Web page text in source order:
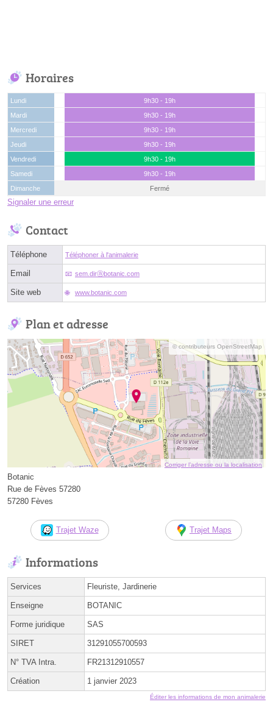
Horaires
Lundi
9h30 - 19h
Mardi
9h30 - 19h
Mercredi
9h30 - 19h
Jeudi
9h30 - 19h
Vendredi
9h30 - 19h
Samedi
9h30 - 19h
Dimanche
Fermé
Signaler une erreur
Contact
Téléphone Téléphoner à l'animalerie
Email sem.dirⓐbotanic.com
Site web www.botanic.com
Plan et adresse
© contributeurs OpenStreetMap
Corriger l’adresse ou la localisation
Botanic
Rue de Fèves 57280
57280 Fèves
Trajet Waze Trajet Maps
Informations
Services Fleuriste, Jardinerie
Enseigne BOTANIC
Forme juridique SAS
SIRET 31291055700593
N° TVA Intra. FR21312910557
Création 1 janvier 2023
Éditer les informations de mon animalerie